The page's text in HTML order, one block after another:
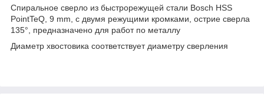
Спиральное сверло из быстрорежущей стали Bosch HSS
PointTeQ, 9 mm, c двумя режущими кромками, острие сверла
135°, предназначено для работ по металлу
Диаметр хвостовика соответствует диаметру сверления